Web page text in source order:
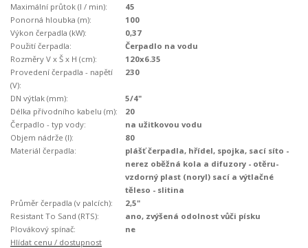
Maximální průtok (l / min):
45
Ponorná hloubka (m):
100
Výkon čerpadla (kW):
0,37
Použití čerpadla:
Čerpadlo na vodu
Rozměry V x Š x H (cm):
120x6.35
Provedení čerpadla - napětí
(V):
230
DN výtlak (mm):
5/4"
Délka přívodního kabelu (m):
20
Čerpadlo - typ vody:
na užitkovou vodu
Objem nádrže (l):
80
Materiál čerpadla:
plášť čerpadla, hřídel, spojka, sací síto -
nerez oběžná kola a difuzory - otěru-
vzdorný plast (noryl) sací a výtlačné
těleso - slitina
Průměr čerpadla (v palcích):
2,5"
Resistant To Sand (RTS):
ano, zvýšená odolnost vůči písku
Plovákový spínač:
ne
Hlídat cenu / dostupnost